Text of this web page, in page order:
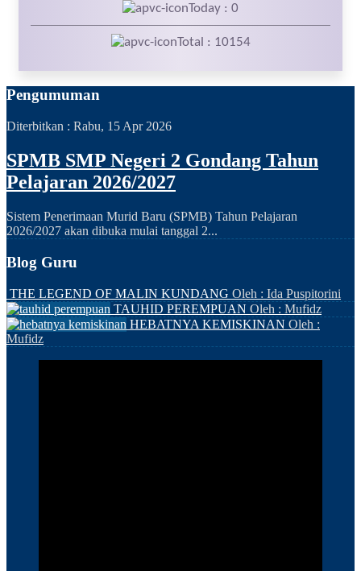
Today : 0
Total : 10154
Pengumuman
Diterbitkan : Rabu, 15 Apr 2026
SPMB SMP Negeri 2 Gondang Tahun
Pelajaran 2026/2027
Sistem Penerimaan Murid Baru (SPMB) Tahun Pelajaran
2026/2027 akan dibuka mulai tanggal 2...
Blog Guru
THE LEGEND OF MALIN KUNDANG Oleh : Ida Puspitorini
TAUHID PEREMPUAN Oleh : Mufidz
HEBATNYA KEMISKINAN Oleh :
Mufidz